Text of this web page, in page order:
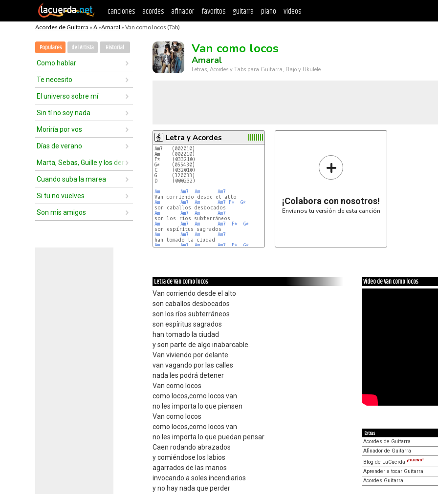
canciones acordes afinador favoritos guitarra piano videos
Acordes de Guitarra » A »Amaral » Van como locos (Tab)
Populares del Artista Historial
Como hablar
Te necesito
El universo sobre mí
Sin tí no soy nada
Moriría por vos
Días de verano
Marta, Sebas, Guille y los demás
Cuando suba la marea
Si tu no vuelves
Son mis amigos
Van como locos
Amaral
Letras, Acordes y Tabs para Guitarra, Bajo y Ukulele
Letra y Acordes
Am7   (002010)
Am    (002210)
F*    (033210)
G*    (055430)
C     (032010)
G     (320033)
D     (000232)
Am
Am7 Am
Am7
Am
Am7 Am Am7 F*
G*
Am
Am7 Am
Am7
Am
Am7 Am Am7 F*
G*
Am
Am7 Am
Am7
Am
Am7 Am Am7 F*
G*
+
¡Colabora con nosotros!
Envíanos tu versión de esta canción
Letra de Van como locos
Van corriendo desde el alto
son caballos desbocados
son los ríos subterráneos
son espíritus sagrados
han tomado la ciudad
y son parte de algo inabarcable.
Van viviendo por delante
van vagando por las calles
nada les podrá detener
Van como locos
como locos,como locos van
no les importa lo que piensen
Van como locos
como locos,como locos van
no les importa lo que puedan pensar
Caen rodando abrazados
y comiéndose los labios
agarrados de las manos
invocando a soles incendiarios
y no hay nada que perder
Video de Van como locos
Extras
Acordes de Guitarra
Afinador de Guitarra
Blog de LaCuerda ¡nuevo!
Aprender a tocar Guitarra
Acordes Guitarra